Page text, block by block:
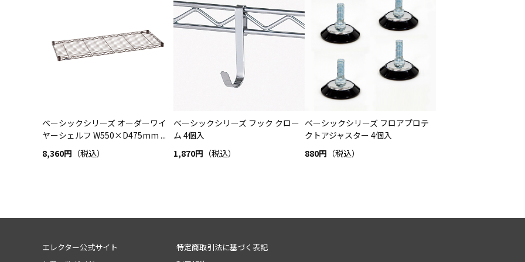
ベーシックシリーズ オーダーワイ
ヤーシェルフ W550×D475mm ...
8,360円 （税込）
ベーシックシリーズ フック クロー
ム 4個入
1,870円 （税込）
ベーシックシリーズ フロアプロテ
クトアジャスター 4個入
880円 （税込）
エレクター公式サイト
特定商取引法に基づく表記